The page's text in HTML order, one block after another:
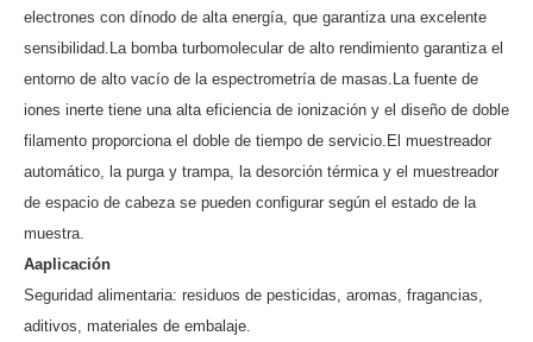
electrones con dínodo de alta energía, que garantiza una excelente
sensibilidad.La bomba turbomolecular de alto rendimiento garantiza el
entorno de alto vacío de la espectrometría de masas.La fuente de
iones inerte tiene una alta eficiencia de ionización y el diseño de doble
filamento proporciona el doble de tiempo de servicio.El muestreador
automático, la purga y trampa, la desorción térmica y el muestreador
de espacio de cabeza se pueden configurar según el estado de la
muestra.
Aaplicación
Seguridad alimentaria: residuos de pesticidas, aromas, fragancias,
aditivos, materiales de embalaje.